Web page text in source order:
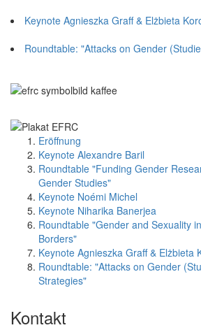
Keynote Agnieszka Graff & Elżbieta
Roundtable: "Attacks on Gender
Eröffnung
Keynote Alexandre Baril
Roundtable "Funding Gender
Gender Studies"
Keynote Noémi Michel
Keynote Niharika Banerjea
Roundtable "Gender and Sexuality
Borders"
Keynote Agnieszka Graff & Elżbieta
Roundtable: "Attacks on Gender
Strategies"
Kontakt